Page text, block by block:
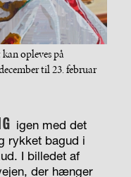
opleves på
til 23. februar
igen med det
rykket bagud i
I billedet af
der hænger